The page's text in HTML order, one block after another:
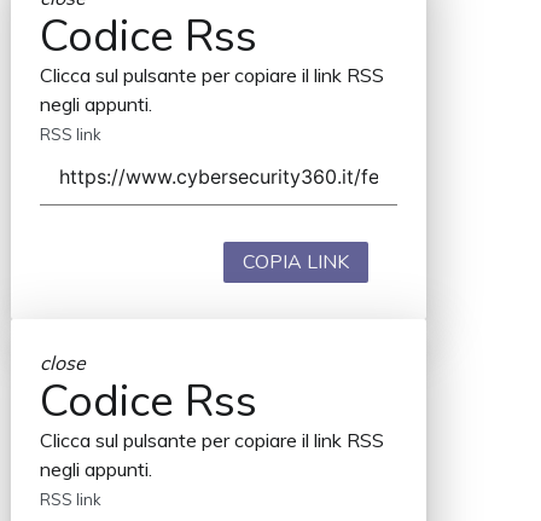
Codice Rss
Clicca sul pulsante per copiare il link RSS
negli appunti.
RSS link
COPIA LINK
close
Codice Rss
Clicca sul pulsante per copiare il link RSS
negli appunti.
RSS link